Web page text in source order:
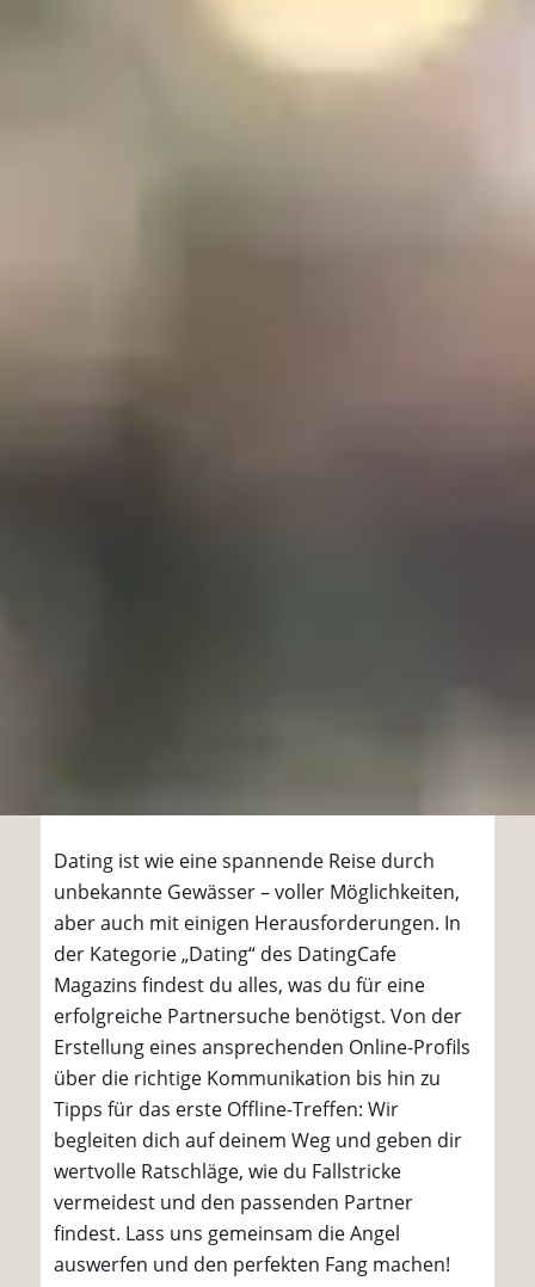
Dating ist wie eine spannende Reise durch
unbekannte Gewässer – voller Möglichkeiten,
aber auch mit einigen Herausforderungen. In
der Kategorie „Dating“ des DatingCafe
Magazins findest du alles, was du für eine
erfolgreiche Partnersuche benötigst. Von der
Erstellung eines ansprechenden Online-Profils
über die richtige Kommunikation bis hin zu
Tipps für das erste Offline-Treffen: Wir
begleiten dich auf deinem Weg und geben dir
wertvolle Ratschläge, wie du Fallstricke
vermeidest und den passenden Partner
findest. Lass uns gemeinsam die Angel
auswerfen und den perfekten Fang machen!